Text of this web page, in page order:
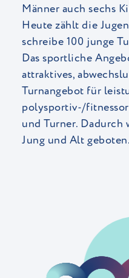
Männer auch sechs
Heute zählt die
schreibe 100 junge
Das sportliche
attraktives,
Turnangebot für
polysportiv-/
und Turner.
Jung und Alt geboten.